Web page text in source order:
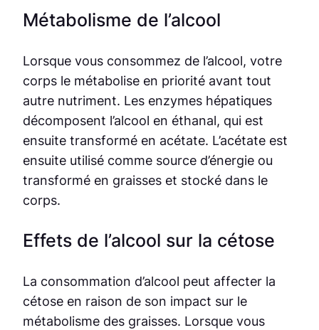
Métabolisme de l’alcool
Lorsque vous consommez de l’alcool, votre
corps le métabolise en priorité avant tout
autre nutriment. Les enzymes hépatiques
décomposent l’alcool en éthanal, qui est
ensuite transformé en acétate. L’acétate est
ensuite utilisé comme source d’énergie ou
transformé en graisses et stocké dans le
corps.
Effets de l’alcool sur la cétose
La consommation d’alcool peut affecter la
cétose en raison de son impact sur le
métabolisme des graisses. Lorsque vous